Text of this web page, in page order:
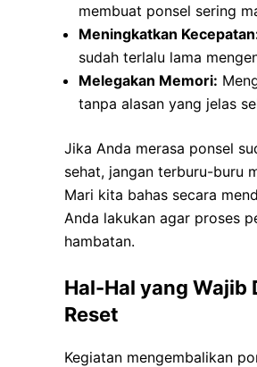
membuat ponsel sering
Meningkatkan
sudah terlalu lama
Melegakan Memori:
tanpa alasan yang jelas
Jika Anda merasa ponsel
sehat, jangan terburu-buru
Mari kita bahas secara
Anda lakukan agar proses
hambatan.
Hal-Hal yang Wajib
Reset
Kegiatan mengembalikan